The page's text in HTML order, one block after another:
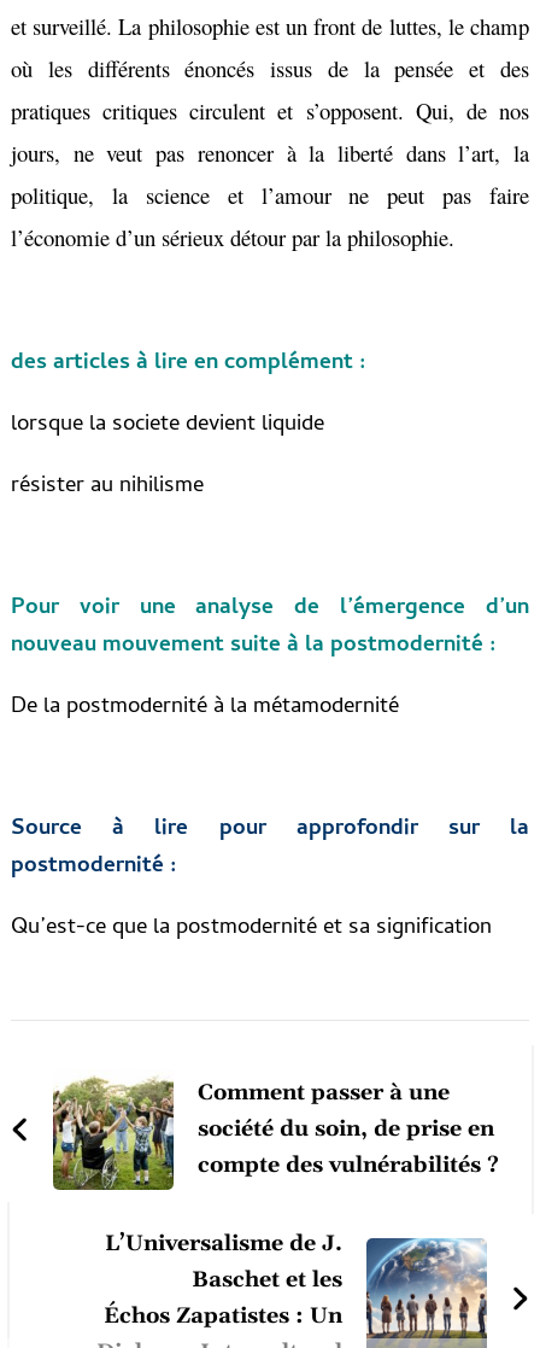
et surveillé. La philosophie est un front de luttes, le champ
où les différents énoncés issus de la pensée et des
pratiques critiques circulent et s’opposent. Qui, de nos
jours, ne veut pas renoncer à la liberté dans l’art, la
politique, la science et l’amour ne peut pas faire
l’économie d’un sérieux détour par la philosophie.
des articles à lire en complément :
lorsque la societe devient liquide
résister au nihilisme
Pour voir une analyse de l’émergence d’un
nouveau mouvement suite à la postmodernité :
De la postmodernité à la métamodernité
Source à lire pour approfondir sur la
postmodernité :
Qu’est-ce que la postmodernité et sa signification
Post
NavigationComment passer à une
société du soin, de prise en
compte des vulnérabilités ?
L’Universalisme de J.
Baschet et les
Échos Zapatistes : Un